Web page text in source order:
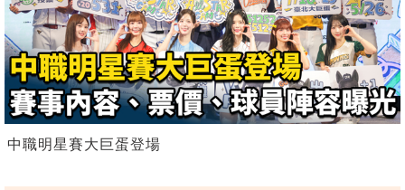
中職明星賽大巨蛋登場